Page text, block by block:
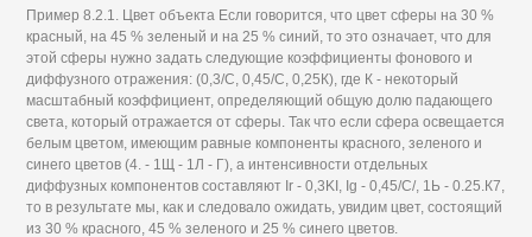
Пример 8.2.1. Цвет объекта Если говорится, что цвет сферы на 30 %
красный, на 45 % зеленый и на 25 % синий, то это означает, что для
этой сферы нужно задать следующие коэффициенты фонового и
диффузного отражения: (0,3/С, 0,45/С, 0,25К), где К - некоторый
масштабный коэффициент, определяющий общую долю падающего
света, который отражается от сферы. Так что если сфера освещается
белым цветом, имеющим равные компоненты красного, зеленого и
синего цветов (4. - 1Щ - 1Л - Г), а интенсивности отдельных
диффузных компонентов составляют Ir - 0,3KI, Ig - 0,45/С/, 1Ь - 0.25.К7,
то в результате мы, как и следовало ожидать, увидим цвет, состоящий
из 30 % красного, 45 % зеленого и 25 % синего цветов.